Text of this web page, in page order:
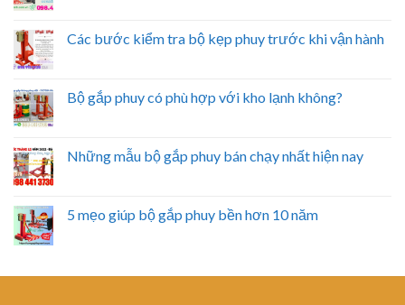
Các bước kiểm tra bộ kẹp phuy trước khi vận hành
Bộ gắp phuy có phù hợp với kho lạnh không?
Những mẫu bộ gắp phuy bán chạy nhất hiện nay
5 mẹo giúp bộ gắp phuy bền hơn 10 năm